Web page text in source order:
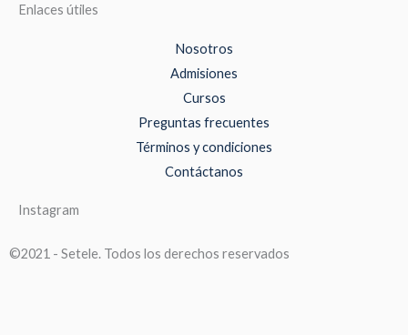
Enlaces útiles
Nosotros
Admisiones
Cursos
Preguntas frecuentes
Términos y condiciones
Contáctanos
Instagram
©2021 - Setele. Todos los derechos reservados